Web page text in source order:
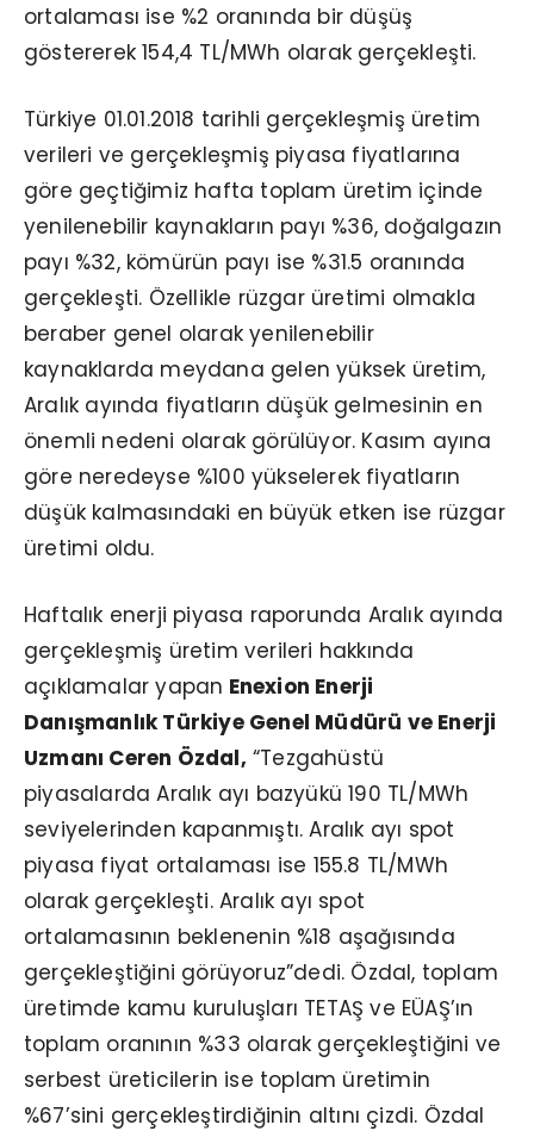
ortalaması ise %2 oranında bir düşüş
göstererek 154,4 TL/MWh olarak gerçekleşti.
Türkiye 01.01.2018 tarihli gerçekleşmiş üretim
verileri ve gerçekleşmiş piyasa fiyatlarına
göre geçtiğimiz hafta toplam üretim içinde
yenilenebilir kaynakların payı %36, doğalgazın
payı %32, kömürün payı ise %31.5 oranında
gerçekleşti. Özellikle rüzgar üretimi olmakla
beraber genel olarak yenilenebilir
kaynaklarda meydana gelen yüksek üretim,
Aralık ayında fiyatların düşük gelmesinin en
önemli nedeni olarak görülüyor. Kasım ayına
göre neredeyse %100 yükselerek fiyatların
düşük kalmasındaki en büyük etken ise rüzgar
üretimi oldu.
Haftalık enerji piyasa raporunda Aralık ayında
gerçekleşmiş üretim verileri hakkında
açıklamalar yapan Enexion Enerji
Danışmanlık Türkiye Genel Müdürü ve Enerji
Uzmanı Ceren Özdal, “Tezgahüstü
piyasalarda Aralık ayı bazyükü 190 TL/MWh
seviyelerinden kapanmıştı. Aralık ayı spot
piyasa fiyat ortalaması ise 155.8 TL/MWh
olarak gerçekleşti. Aralık ayı spot
ortalamasının beklenenin %18 aşağısında
gerçekleştiğini görüyoruz”dedi. Özdal, toplam
üretimde kamu kuruluşları TETAŞ ve EÜAŞ’ın
toplam oranının %33 olarak gerçekleştiğini ve
serbest üreticilerin ise toplam üretimin
%67’sini gerçekleştirdiğinin altını çizdi. Özdal